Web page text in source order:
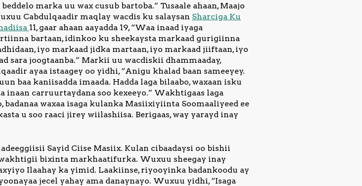
beddelo marka uu wax cusub bartoba.” Tusaale ahaan, Maajo
Cabdulqaadir maqlay wacdis ku salaysan Sharciga Ku
11, gaar ahaan aayadda 19, “Waa inaad iyaga
bartaan, idinkoo ku sheekaysta markaad gurigiinna
iyo markaad jidka martaan, iyo markaad jiiftaan, iyo
sara joogtaanba.” Markii uu wacdiskii dhammaaday,
ayaa istaagey oo yidhi, “Anigu khalad baan sameeyey.
baa kaniisadda imaada. Hadda laga bilaabo, waxaan isku
inaan carruurtaydana soo kexeeyo.” Wakhtigaas laga
badanaa waxaa isaga kulanka Masiixiyiinta Soomaaliyeed ee
u soo raaci jirey wiilashiisa. Berigaas, way yarayd inay
Sayid Ciise Masiix. Kulan cibaadaysi oo bishii
wakhtigii bixinta markhaatifurka. Wuxuu sheegay inay
Ilaahay ka yimid. Laakiinse, riyooyinka badankoodu ay
jecel yahay ama danaynayo. Wuxuu yidhi, “Isaga